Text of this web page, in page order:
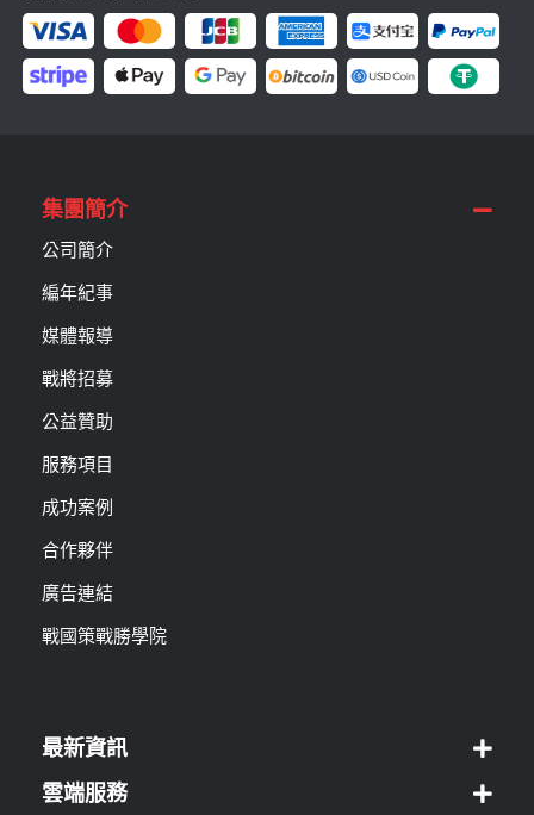
集團簡介
公司簡介
編年紀事
媒體報導
戰將招募
公益贊助
服務項目
成功案例
合作夥伴
廣告連結
戰國策戰勝學院
最新資訊
雲端服務